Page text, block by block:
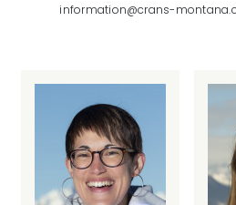
information@crans-